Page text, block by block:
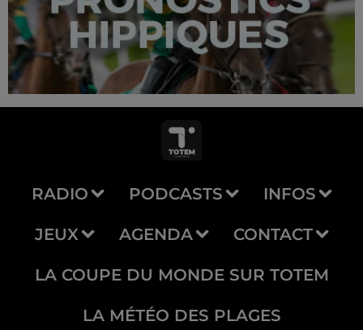
RADIO PODCASTS INFOS
JEUX AGENDA CONTACT
LA COUPE DU MONDE SUR TOTEM
LA MÉTÉO DES PLAGES